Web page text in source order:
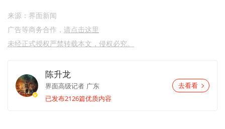
来源：界面新闻
广告等商务合作， 请点击这里
未经正式授权严禁转载本文，侵权必究。
陈升龙
界面高级记者 广东
已发布2126篇优质内容
去看看